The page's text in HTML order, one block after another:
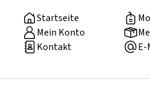
Startseite
Mein Konto
Kontakt
E-